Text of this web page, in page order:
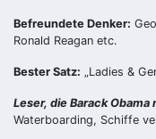
Befreundete Denker:
Ronald Reagan etc.
Bester Satz: „Ladies &
Leser, die Barack
Waterboarding, Schiffe